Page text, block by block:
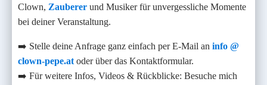
Clown, Zauberer und Musiker für unvergessliche Momente
bei deiner Veranstaltung.
➡️ Stelle deine Anfrage ganz einfach per E-Mail an info @
clown-pepe.at oder über das Kontaktformular.
➡️ Für weitere Infos, Videos & Rückblicke: Besuche mich